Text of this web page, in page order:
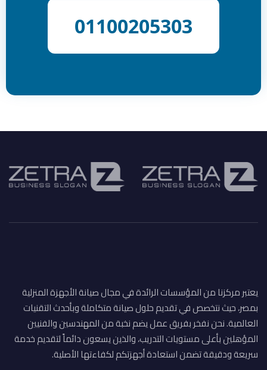
01100205303
يعتبر مركزنا من المؤسسات الرائدة في مجال صيانة الأجهزة المنزلية
بمصر، حيث نتخصص في تقديم حلول صيانة متكاملة وبأحدث التقنيات
العالمية. نحن نفخر بفريق عمل يضم نخبة من المهندسين والفنيين
المؤهلين بأعلى مستويات التدريب، والذين يسعون دائماً لتقديم خدمة
سريعة ودقيقة تضمن استعادة أجهزتكم لكفاءتها الأصلية.